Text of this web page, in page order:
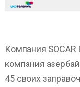
Компания SOCAR
компания
45 своих